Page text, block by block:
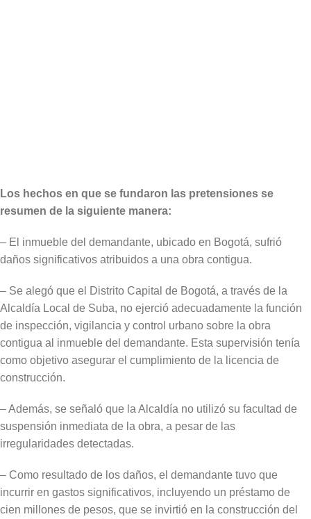
Los hechos en que se fundaron las pretensiones se
resumen de la siguiente manera:
– El inmueble del demandante, ubicado en Bogotá, sufrió
daños significativos atribuidos a una obra contigua.
– Se alegó que el Distrito Capital de Bogotá, a través de la
Alcaldía Local de Suba, no ejerció adecuadamente la función
de inspección, vigilancia y control urbano sobre la obra
contigua al inmueble del demandante. Esta supervisión tenía
como objetivo asegurar el cumplimiento de la licencia de
construcción.
– Además, se señaló que la Alcaldía no utilizó su facultad de
suspensión inmediata de la obra, a pesar de las
irregularidades detectadas.
– Como resultado de los daños, el demandante tuvo que
incurrir en gastos significativos, incluyendo un préstamo de
cien millones de pesos, que se invirtió en la construcción del